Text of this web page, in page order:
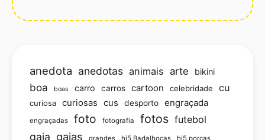
anedota anedotas animais arte bikini
boa boas carro carros cartoon celebridade cu
curiosa curiosas cus desporto engraçada
engraçadas foto fotografia fotos futebol
gaja gajas grandes hi5 Badalhocas hi5 porcas